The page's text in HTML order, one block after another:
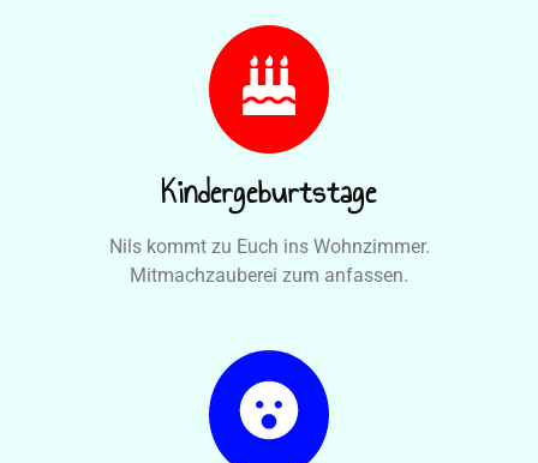
Kindergeburtstage
Nils kommt zu Euch ins Wohnzimmer.
Mitmachzauberei zum anfassen.